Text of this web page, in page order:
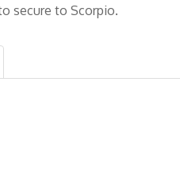
secure to Scorpio.